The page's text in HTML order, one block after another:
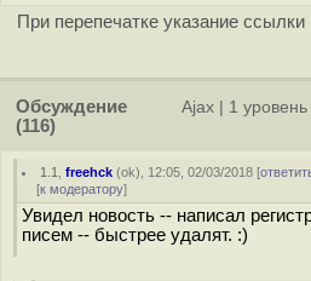
При перепечатке указание
Обсуждение
(116)
Ajax 1 уровень
1.1 ,freehck (ok), 12:05, 02/03/2018 [
[к модератору]
Увидел новость -- написал
писем -- быстрее удалят. :)